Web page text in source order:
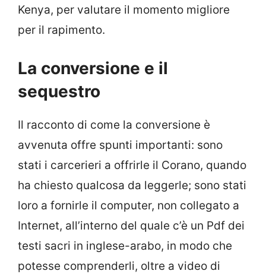
Kenya, per valutare il momento migliore
per il rapimento.
La conversione e il
sequestro
Il racconto di come la conversione è
avvenuta offre spunti importanti: sono
stati i carcerieri a offrirle il Corano, quando
ha chiesto qualcosa da leggerle; sono stati
loro a fornirle il computer, non collegato a
Internet, all’interno del quale c’è un Pdf dei
testi sacri in inglese-arabo, in modo che
potesse comprenderli, oltre a video di